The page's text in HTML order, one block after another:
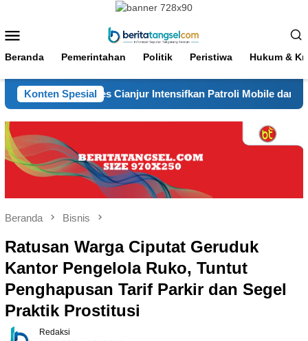
konten
Mobile
Beranda Pemerintahan Politik Peristiwa Hukum &
Konten Spesial
Aman, Polres Cianjur Intensifkan Patroli Mobile dan
Beranda Bisnis
Ratusan Warga Ciputat Geruduk
Kantor Pengelola Ruko, Tuntut
Penghapusan Tarif Parkir dan Segel
Praktik Prostitusi
Redaksi